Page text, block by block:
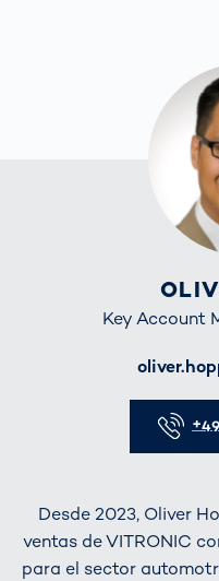
Key Account
Desde 2023, Oliver
ventas de VITRONIC
para el sector